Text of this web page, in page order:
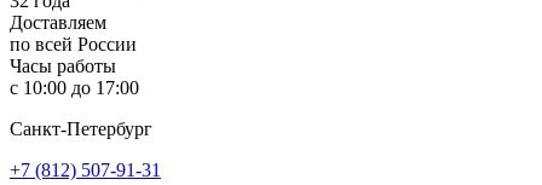
Доставляем
по всей России
Часы работы
с 10:00 до 17:00
Санкт-Петербург
+7 (812) 507-91-31